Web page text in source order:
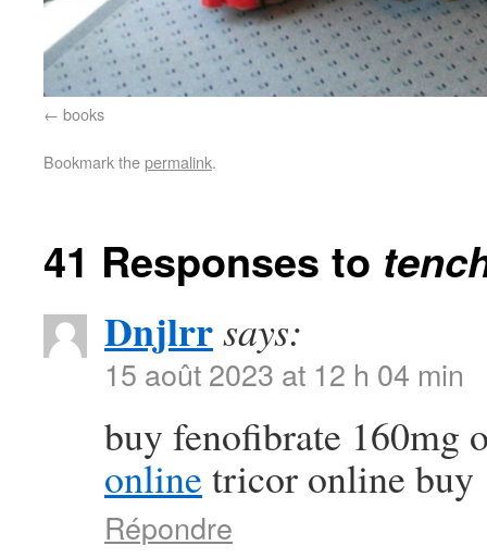
books
Bookmark thepermalink.
41 Responses to
Dnjlrrsays:
15 août 2023 at 12 h 04 min
buy fenofibrate 160mg
online tricor online buy
Répondre